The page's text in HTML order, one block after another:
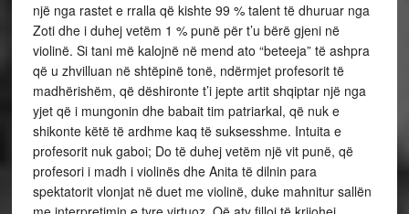
një nga rastet e rralla që kishte 99 % talent të dhuruar nga
Zoti dhe i duhej vetëm 1 % punë për t’u bërë gjeni në
violinë. Si tani më kalojnë në mend ato “beteeja” të ashpra
që u zhvilluan në shtëpinë tonë, ndërmjet profesorit të
madhërishëm, që dëshironte t’i jepte artit shqiptar një nga
yjet që i mungonin dhe babait tim patriarkal, që nuk e
shikonte këtë të ardhme kaq të suksesshme. Intuita e
profesorit nuk gaboi; Do të duhej vetëm një vit punë, që
profesori i madh i violinës dhe Anita të dilnin para
spektatorit vlonjat në duet me violinë, duke mahnitur sallën